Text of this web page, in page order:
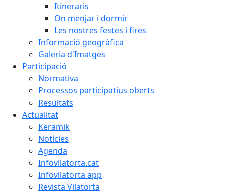
Itineraris
On menjar i dormir
Les nostres festes i fires
Informació geogràfica
Galeria d'Imatges
Participació
Normativa
Processos participatius oberts
Resultats
Actualitat
Keramik
Notícies
Agenda
Infovilatorta.cat
Infovilatorta app
Revista Vilatorta